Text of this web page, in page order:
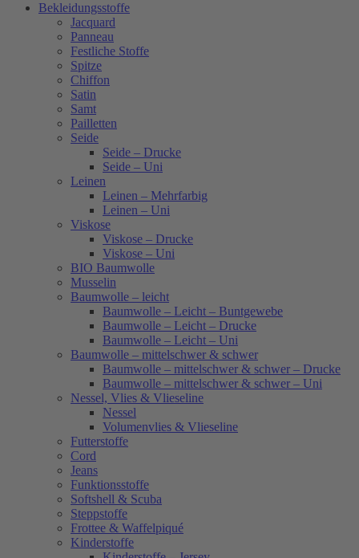
Bekleidungsstoffe
Jacquard
Panneau
Festliche Stoffe
Spitze
Chiffon
Satin
Samt
Pailletten
Seide
Seide – Drucke
Seide – Uni
Leinen
Leinen – Mehrfarbig
Leinen – Uni
Viskose
Viskose – Drucke
Viskose – Uni
BIO Baumwolle
Musselin
Baumwolle – leicht
Baumwolle – Leicht – Buntgewebe
Baumwolle – Leicht – Drucke
Baumwolle – Leicht – Uni
Baumwolle – mittelschwer & schwer
Baumwolle – mittelschwer & schwer – Drucke
Baumwolle – mittelschwer & schwer – Uni
Nessel, Vlies & Vlieseline
Nessel
Volumenvlies & Vlieseline
Futterstoffe
Cord
Jeans
Funktionsstoffe
Softshell & Scuba
Steppstoffe
Frottee & Waffelpiqué
Kinderstoffe